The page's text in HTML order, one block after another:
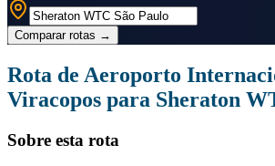
Comparar rotas →
Rota de Aeroporto
Viracopos para Sheraton
Sobre esta rota